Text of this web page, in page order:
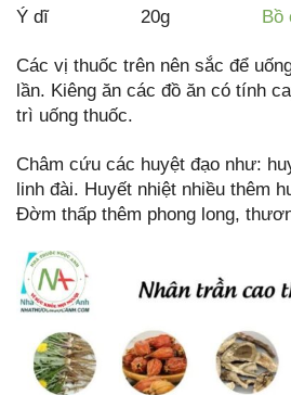
Ý dĩ 20g Bồ
Các vị thuốc trên nên sắc để
lần. Kiêng ăn các đồ ăn có tính
trì uống thuốc.
Châm cứu các huyệt đạo như:
linh đài. Huyết nhiệt nhiều thêm
Đờm thấp thêm phong long,